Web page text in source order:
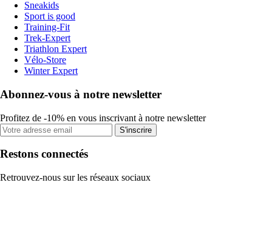
Sneakids
Sport is good
Training-Fit
Trek-Expert
Triathlon Expert
Vélo-Store
Winter Expert
Abonnez-vous à notre newsletter
Profitez de -10% en vous inscrivant à notre newsletter
S'inscrire
Restons connectés
Retrouvez-nous sur les réseaux sociaux